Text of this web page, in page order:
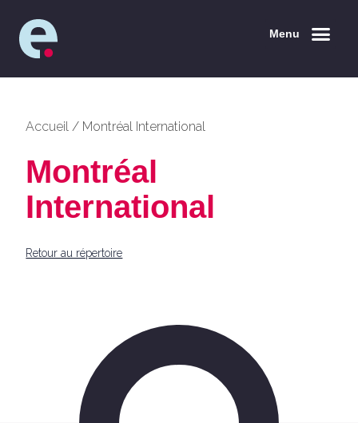
Menu
Accueil / Montréal International
Montréal
International
Retour au répertoire